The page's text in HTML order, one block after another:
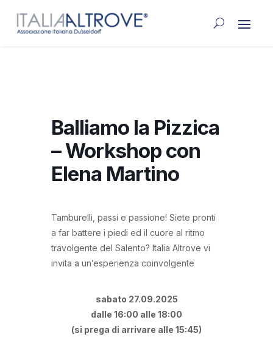
Balliamo la Pizzica
– Workshop con
Elena Martino
Tamburelli, passi e passione! Siete pronti
a far battere i piedi ed il cuore al ritmo
travolgente del Salento? Italia Altrove vi
invita a un’esperienza coinvolgente
sabato 27.09.2025
dalle 16:00 alle 18:00
(si prega di arrivare alle 15:45)